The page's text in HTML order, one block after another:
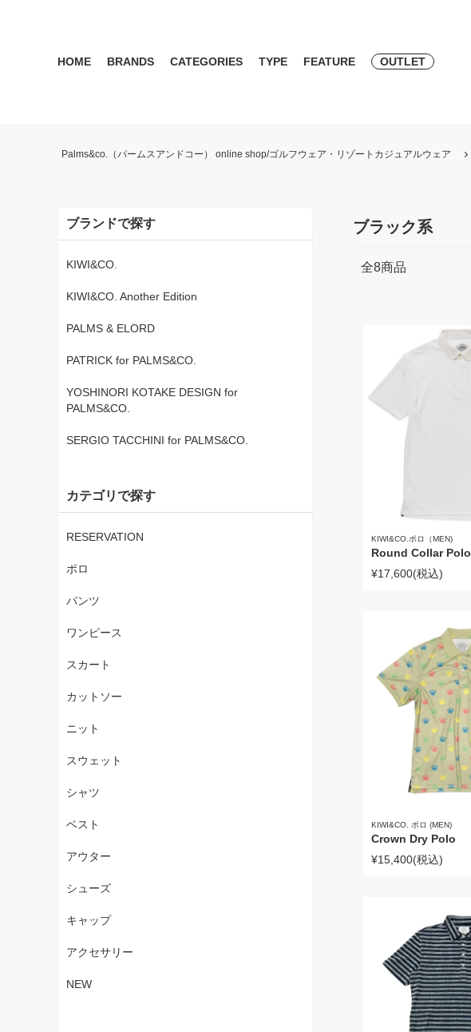
HOME BRANDS CATEGORIES TYPE FEATURE OUTLET
Palms&co.（パームスアンドコー） online shop/ゴルフウェア・リゾートカジュアルウェア
ブラック系
全8商品
KIWI&CO.ポロ（MEN)
Round Collar Polo
¥17,600(税込)
KIWI&CO. ポロ (MEN)
Crown Dry Polo
¥15,400(税込)
ブランドで探す
KIWI&CO.
KIWI&CO. Another Edition
PALMS & ELORD
PATRICK for PALMS&CO.
YOSHINORI KOTAKE DESIGN for
PALMS&CO.
SERGIO TACCHINI for PALMS&CO.
カテゴリで探す
RESERVATION
ポロ
パンツ
ワンピース
スカート
カットソー
ニット
スウェット
シャツ
ベスト
アウター
シューズ
キャップ
アクセサリー
NEW